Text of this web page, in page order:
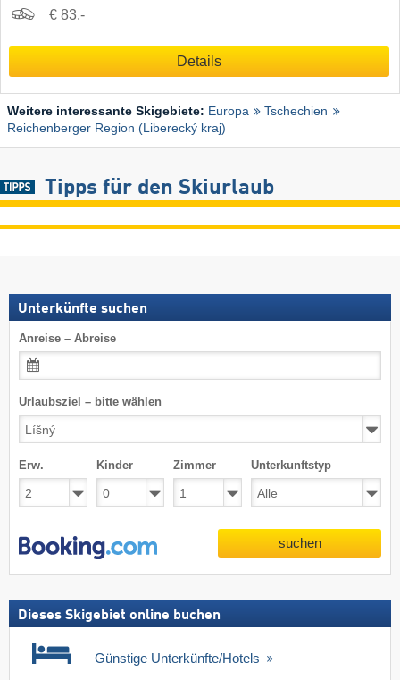
€ 83,-
Details
Weitere interessante Skigebiete: Europa
Tschechien
Reichenberger Region (Liberecký kraj)
Tipps für den Skiurlaub
Unterkünfte suchen
Anreise – Abreise
Urlaubsziel – bitte wählen
Erw. Kinder Zimmer Unterkunftstyp
suchen
Dieses Skigebiet online buchen
Günstige Unterkünfte/Hotels